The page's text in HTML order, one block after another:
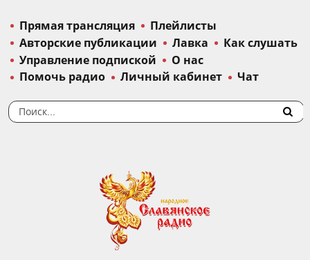
Прямая трансляция
Плейлисты
Авторские публикации
Лавка
Как слушать
Управление подпиской
О нас
Помочь радио
Личный кабинет Чат